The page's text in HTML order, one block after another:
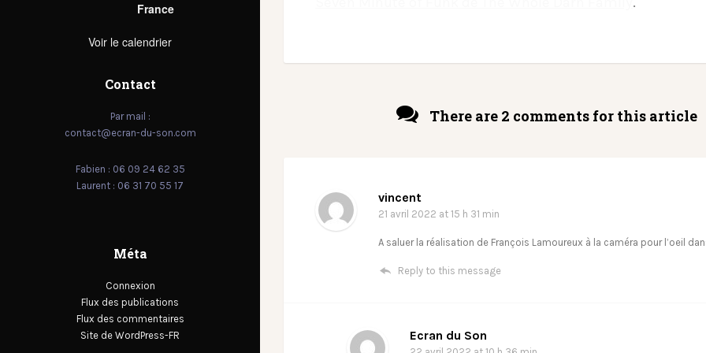
France
Voir le calendrier
Contact
Par mail :
contact@ecran-du-son.com
Fabien : 06 09 24 62 35
Laurent : 06 31 70 55 17
Méta
Connexion
Flux des publications
Flux des commentaires
Site de WordPress-FR
There are 2 comments for this article
vincent
21 avril 2022 at 15 h 31 min
A saluer la réalisation de François Lamoureux à la caméra pour l’oeil
Reply to this message
Ecran du Son